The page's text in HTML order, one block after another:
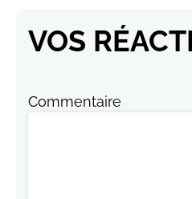
VOS
Commentaire